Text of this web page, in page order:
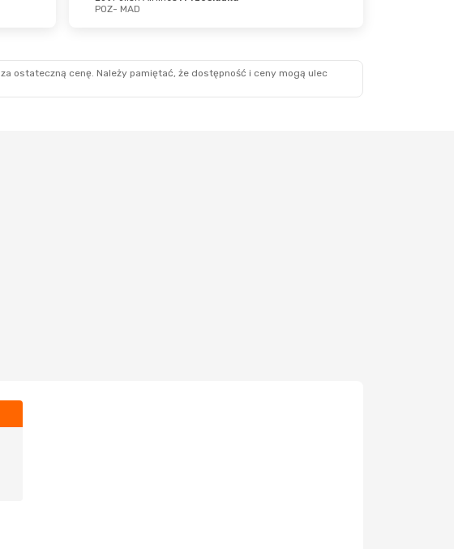
- MAD
Lot Polish Airlines1 Przesiadka
POZ- MAD
ostateczną cenę. Należy pamiętać, że dostępność i ceny mogą ulec